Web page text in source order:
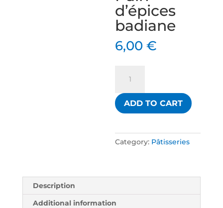
d’épices
badiane
6,00€
d'épices
badiane
quantity
ADD TO CART
Category: Pâtisseries
Description
Additional information